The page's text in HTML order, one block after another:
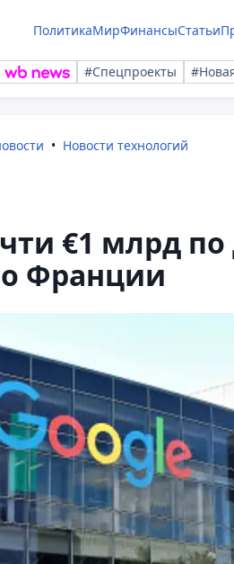
ПолитикаМирФинансыСтатьи
#Спецпроекты
Новости технологий
€1 млрд по
Франции